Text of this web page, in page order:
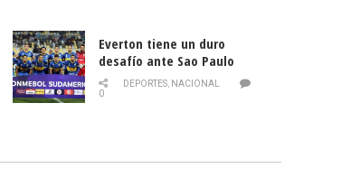
Everton tiene un duro
desafío ante Sao Paulo
DEPORTES, NACIONAL
0